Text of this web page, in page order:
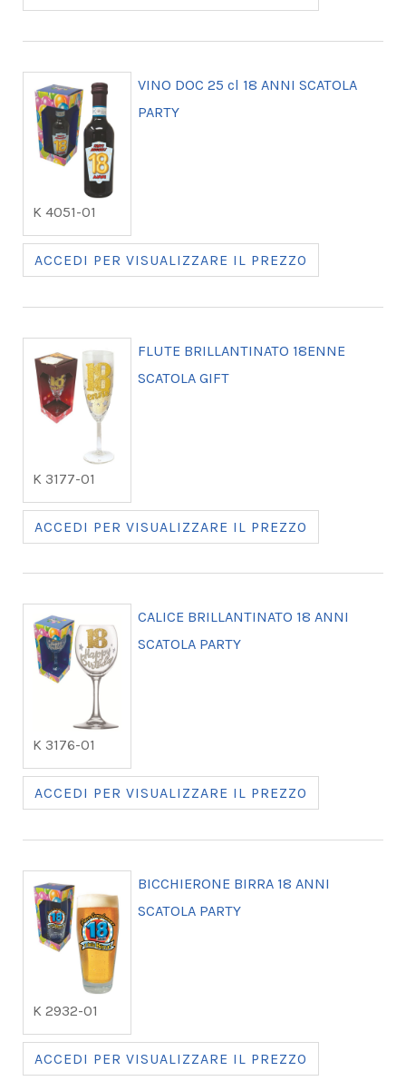
K 4051-01
VINO DOC 25 cl 18 ANNI SCATOLA
PARTY
ACCEDI PER VISUALIZZARE IL PREZZO
K 3177-01
FLUTE BRILLANTINATO 18ENNE
SCATOLA GIFT
ACCEDI PER VISUALIZZARE IL PREZZO
K 3176-01
CALICE BRILLANTINATO 18 ANNI
SCATOLA PARTY
ACCEDI PER VISUALIZZARE IL PREZZO
K 2932-01
BICCHIERONE BIRRA 18 ANNI
SCATOLA PARTY
ACCEDI PER VISUALIZZARE IL PREZZO